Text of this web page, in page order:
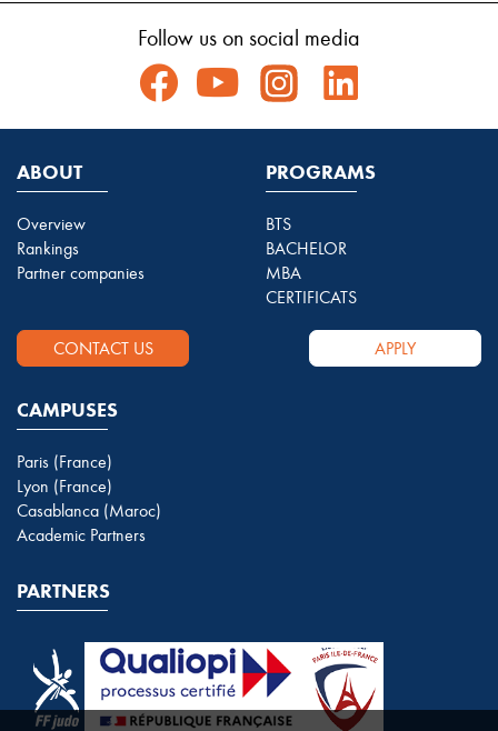
Follow us on social media
ABOUT
Overview
Rankings
Partner companies
PROGRAMS
BTS
BACHELOR
MBA
CERTIFICATS
CONTACT US APPLY
CAMPUSES
Paris (France)
Lyon (France)
Casablanca (Maroc)
Academic Partners
PARTNERS